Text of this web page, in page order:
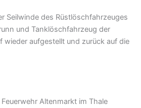
Seilwinde des Rüstlöschfahrzeuges
und Tanklöschfahrzeug der
wieder aufgestellt und zurück auf die
Altenmarkt im Thale